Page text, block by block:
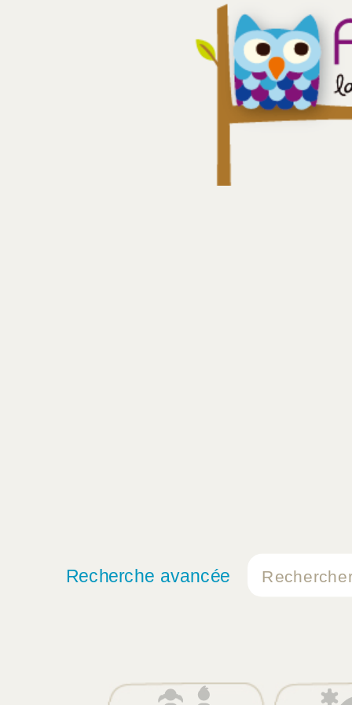
Recherche avancée